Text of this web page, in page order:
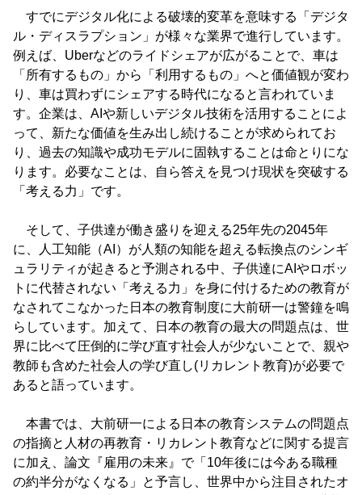
すでにデジタル化による破壊的変革を意味する「デジタ
ル・ディスラプション」が様々な業界で進行しています。
例えば、Uberなどのライドシェアが広がることで、車は
「所有するもの」から「利用するもの」へと価値観が変わ
り、車は買わずにシェアする時代になると言われていま
す。企業は、AIや新しいデジタル技術を活用することによ
って、新たな価値を生み出し続けることが求められてお
り、過去の知識や成功モデルに固執することは命とりにな
ります。必要なことは、自ら答えを見つけ現状を突破する
「考える力」です。
そして、子供達が働き盛りを迎える25年先の2045年
に、人工知能（AI）が人類の知能を超える転換点のシンギ
ュラリティが起きると予測される中、子供達にAIやロボッ
トに代替されない「考える力」を身に付けるための教育が
なされてこなかった日本の教育制度に大前研一は警鐘を鳴
らしています。加えて、日本の教育の最大の問題点は、世
界に比べて圧倒的に学び直す社会人が少ないことで、親や
教師も含めた社会人の学び直し(リカレント教育)が必要で
あると語っています。
本書では、大前研一による日本の教育システムの問題点
の指摘と人材の再教育・リカレント教育などに関する提言
に加え、論文『雇用の未来』で「10年後には今ある職種
の約半分がなくなる」と予言し、世界中から注目されたオ